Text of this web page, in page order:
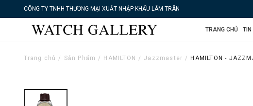
CÔNG TY TNHH THƯƠNG MẠI XUẤT NHẬP KHẨU LÂM TRÂN
TRANG CHỦ TIN
Trang chủ Sản Phẩm HAMILTON Jazzmaster HAMILTON -